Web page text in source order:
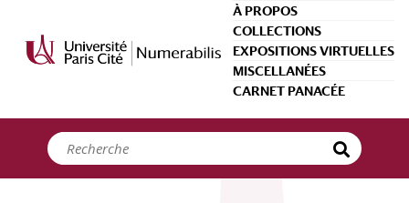
À PROPOS
COLLECTIONS
EXPOSITIONS VIRTUELLES
MISCELLANÉES
CARNET PANACÉE